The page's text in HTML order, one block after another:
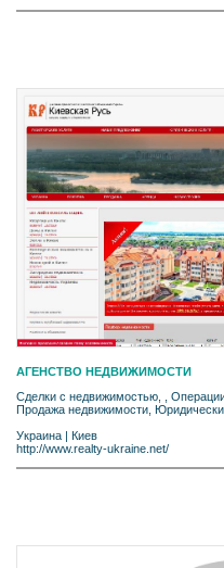
АГЕНСТВО НЕДВИЖИМОСТИ
Cделки с недвижимостью, ,
Продажа недвижимости,
Украина | Киев
http://www.realty-ukraine.net/